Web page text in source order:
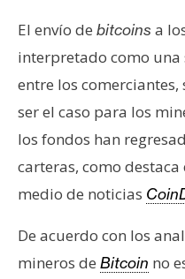
e
s
a
T
e
m
s
El envío de bitcoins a
interpretado como una
entre los
ser el caso para los
los fondos han
carteras, como
medio de noticias
De acuerdo con los
mineros de Bitcoin no